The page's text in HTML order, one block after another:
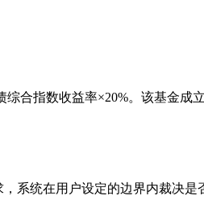
合指数收益率×20%。该基金成
系统在用户设定的边界内裁决